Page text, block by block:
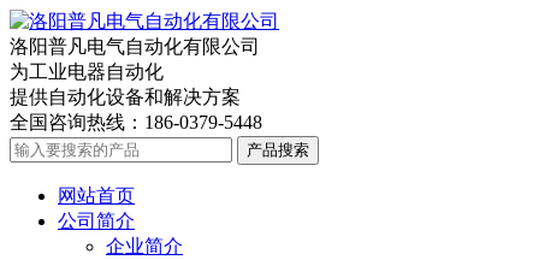
洛阳普凡电气自动化有限公司
为工业电器自动化
提供自动化设备和解决方案
全国咨询热线： 186-0379-5448
产品搜索
网站首页
公司简介
企业简介